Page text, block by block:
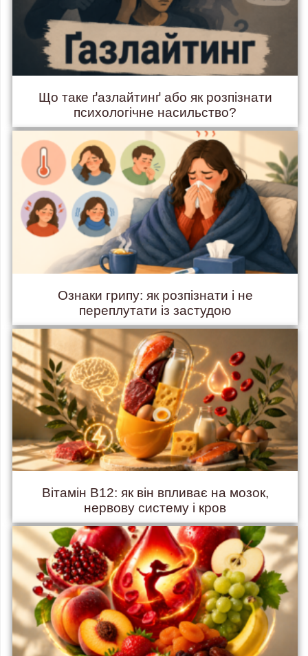
Що таке ґазлайтинґ або як розпізнати
психологічне насильство?
Ознаки грипу: як розпізнати і не
переплутати із застудою
Вітамін B12: як він впливає на мозок,
нервову систему і кров